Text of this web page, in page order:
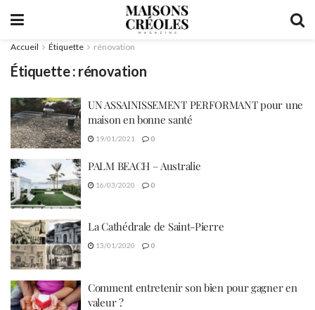
Accueil Étiquette rénovation
Étiquette : rénovation
UN ASSAINISSEMENT PERFORMANT pour une
maison en bonne santé
19/01/2021 0
PALM BEACH – Australie
16/03/2020 0
La Cathédrale de Saint-Pierre
13/01/2020 0
Comment entretenir son bien pour gagner en
valeur ?